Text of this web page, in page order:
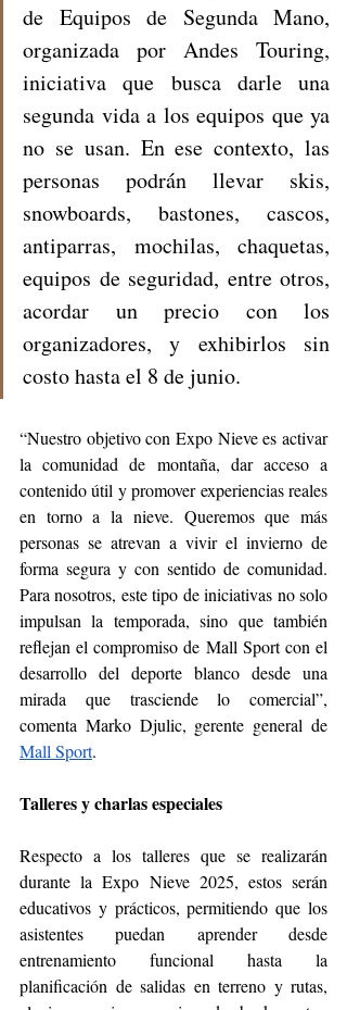
de Equipos de Segunda Mano,
organizada por Andes Touring,
iniciativa que busca darle una
segunda vida a los equipos que ya
no se usan. En ese contexto, las
personas podrán llevar skis,
snowboards, bastones, cascos,
antiparras, mochilas, chaquetas,
equipos de seguridad, entre otros,
acordar un precio con los
organizadores, y exhibirlos sin
costo hasta el 8 de junio.
“Nuestro objetivo con Expo Nieve es activar
la comunidad de montaña, dar acceso a
contenido útil y promover experiencias reales
en torno a la nieve. Queremos que más
personas se atrevan a vivir el invierno de
forma segura y con sentido de comunidad.
Para nosotros, este tipo de iniciativas no solo
impulsan la temporada, sino que también
reflejan el compromiso de Mall Sport con el
desarrollo del deporte blanco desde una
mirada que trasciende lo comercial”,
Mall Sport.
Talleres y charlas especiales
Respecto a los talleres que se realizarán
durante la Expo Nieve 2025, estos serán
educativos y prácticos, permitiendo que los
asistentes puedan aprender desde
entrenamiento funcional hasta la
planificación de salidas en terreno y rutas,